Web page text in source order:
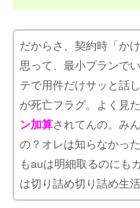
だからさ、契約時「か
思って、最小プランで
テで用件だけサッと話
が死亡フラグ。よく見
ン加算されてんの。み
の？オレは知らなかっ
もauは明細取るのにも
は切り詰め切り詰め生